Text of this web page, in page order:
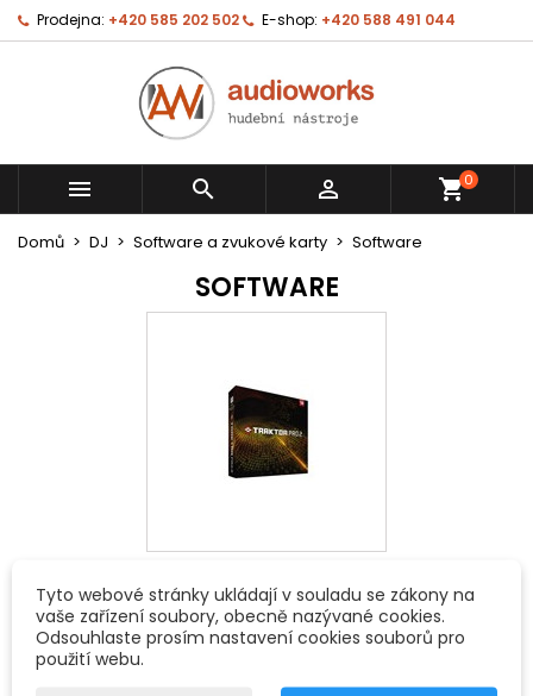
Prodejna: +420 585 202 502 E-shop: +420 588 491 044
   shopping_cart0
Domů DJ Software a zvukové karty Software
SOFTWARE
Tyto webové stránky ukládají v souladu se zákony na
vaše zařízení soubory, obecně nazývané cookies.
Odsouhlaste prosím nastavení cookies souborů pro
použití webu.